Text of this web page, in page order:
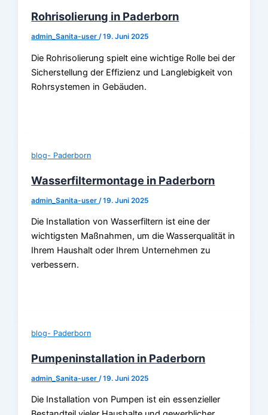
Rohrisolierung in Paderborn
admin_Sanita-user/19. Juni 2025
Die Rohrisolierung spielt eine wichtige Rolle bei der
Sicherstellung der Effizienz und Langlebigkeit von
Rohrsystemen in Gebäuden.
blog- Paderborn
Wasserfiltermontage in Paderborn
admin_Sanita-user /19. Juni 2025
Die Installation von Wasserfiltern ist eine der
wichtigsten Maßnahmen, um die Wasserqualität in
Ihrem Haushalt oder Ihrem Unternehmen zu
verbessern.
blog- Paderborn
Pumpeninstallation in Paderborn
admin_Sanita-user/19. Juni 2025
Die Installation von Pumpen ist ein essenzieller